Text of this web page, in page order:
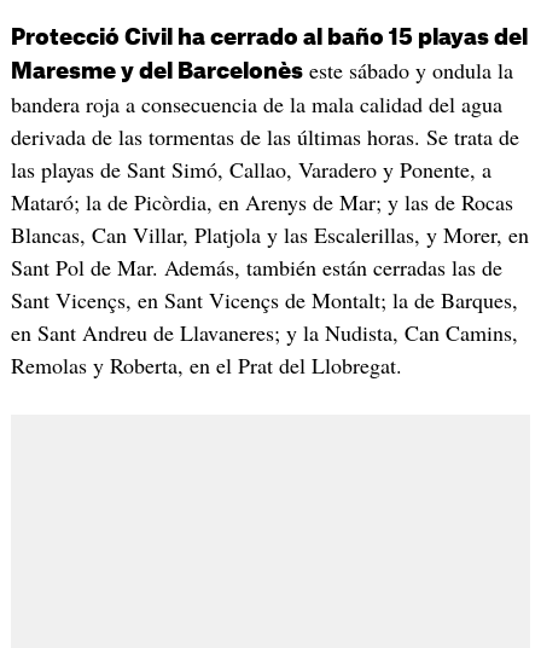
Protecció Civil ha cerrado al baño 15 playas del
Maresme y del Barcelonèseste sábado y ondula la
bandera roja a consecuencia de la mala calidad del agua
derivada de las tormentas de las últimas horas. Se trata de
las playas de Sant Simó, Callao, Varadero y Ponente, a
Mataró; la de Picòrdia, en Arenys de Mar; y las de Rocas
Blancas, Can Villar, Platjola y las Escalerillas, y Morer, en
Sant Pol de Mar. Además, también están cerradas las de
Sant Vicençs, en Sant Vicençs de Montalt; la de Barques,
en Sant Andreu de Llavaneres; y la Nudista, Can Camins,
Remolas y Roberta, en el Prat del Llobregat.